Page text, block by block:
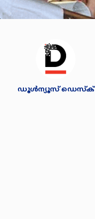
ഡൂള്‍ന്യൂസ് ഡെസ്‌ക്